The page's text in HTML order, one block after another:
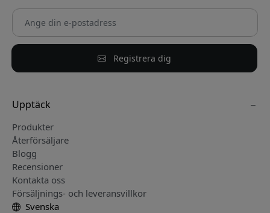
Registrera dig
Upptäck
Produkter
Återförsäljare
Blogg
Recensioner
Kontakta oss
Försäljnings- och leveransvillkor
Svenska